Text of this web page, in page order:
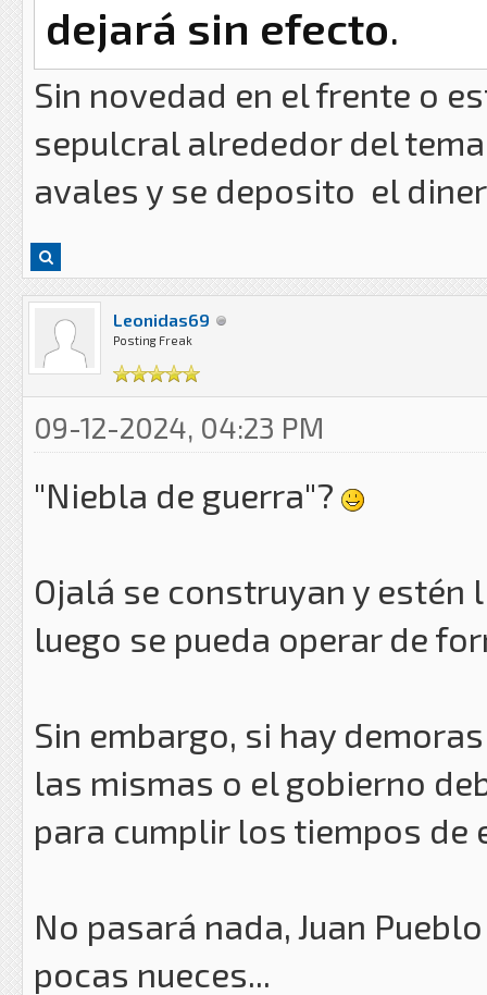
dejará sin efecto.
Sin novedad en el frente o
sepulcral alrededor del
avales y se deposito el
Leonidas69
Posting Freak
09-12-2024, 04:23 PM
"Niebla de guerra"?
Ojalá se construyan y
luego se pueda operar de
Sin embargo, si hay
las mismas o el gobierno
para cumplir los tiempos de
No pasará nada, Juan
pocas nueces...